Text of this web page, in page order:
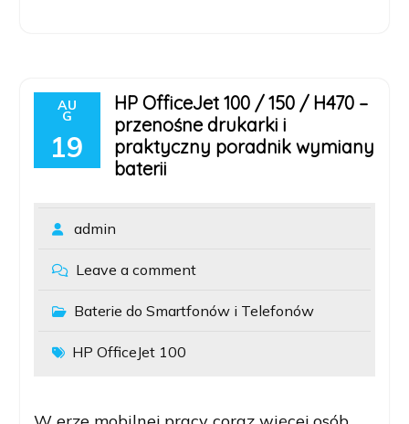
AU
G
19
HP OfficeJet 100 / 150 / H470 –
przenośne drukarki i
praktyczny poradnik wymiany
baterii
admin
Leave a comment
Baterie do Smartfonów i Telefonów
HP OfficeJet 100